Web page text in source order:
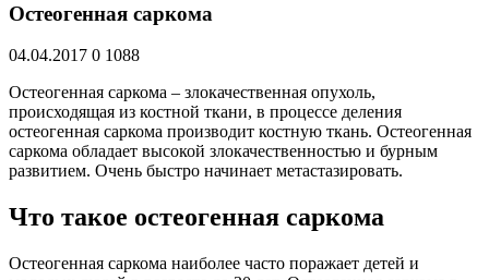
Остеогенная саркома
04.04.2017 0 1088
Остеогенная саркома – злокачественная опухоль,
происходящая из костной ткани, в процессе деления
остеогенная саркома производит костную ткань. Остеогенная
саркома обладает высокой злокачественностью и бурным
развитием. Очень быстро начинает метастазировать.
Что такое остеогенная саркома
Остеогенная саркома наиболее часто поражает детей и